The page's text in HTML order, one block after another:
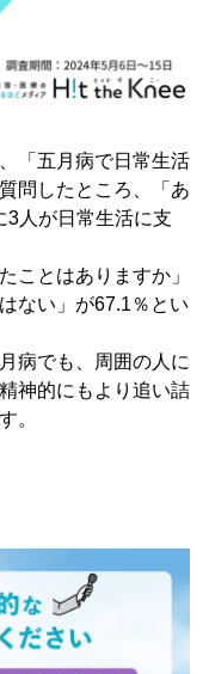
「五月病で日常生活
問したところ、「あ
3人が日常生活に支
ことはありますか」
ない」が67.1％とい
病でも、周囲の人に
神的にもより追い詰
。